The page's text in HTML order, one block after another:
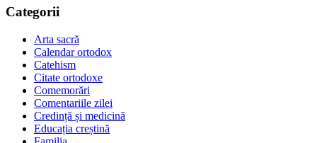
Categorii
Arta sacră
Calendar ortodox
Catehism
Citate ortodoxe
Comemorări
Comentariile zilei
Credință și medicină
Educația creștină